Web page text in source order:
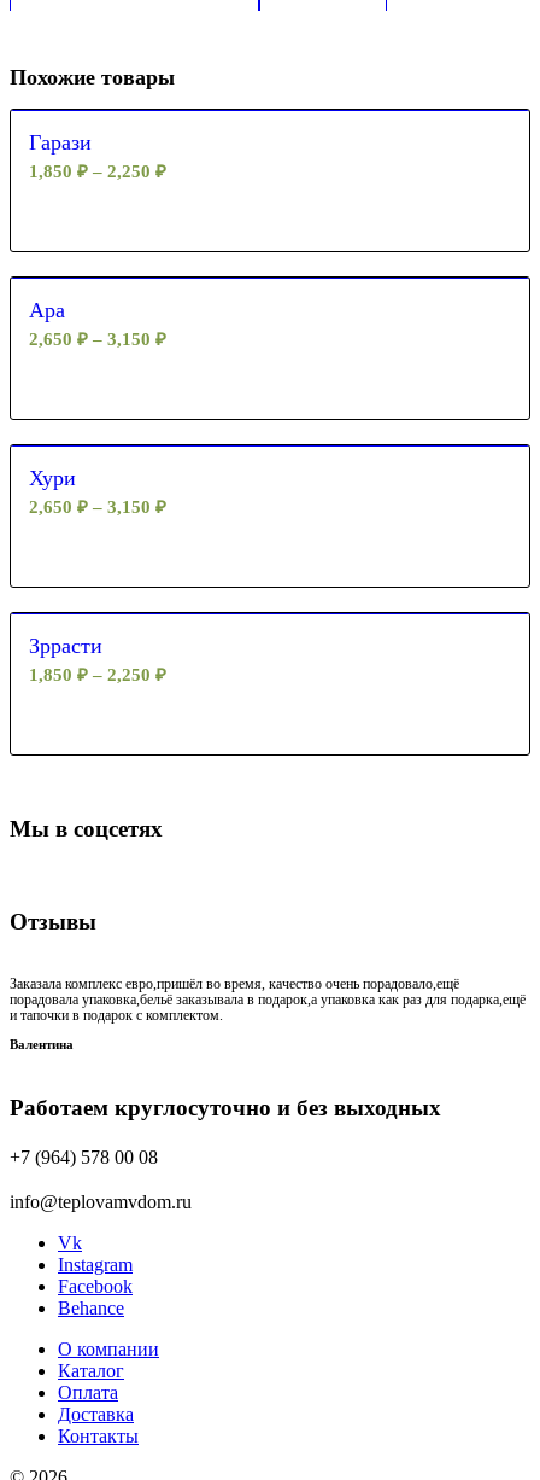
Похожие товары
Гарази
1,850 ₽ – 2,250 ₽
Ара
2,650 ₽ – 3,150 ₽
Хури
2,650 ₽ – 3,150 ₽
Зррасти
1,850 ₽ – 2,250 ₽
Мы в соцсетях
Отзывы
Заказала комплекс евро,пришёл во время, качество очень порадовало,ещё
порадовала упаковка,бельё заказывала в подарок,а упаковка как раз для подарка,ещё
и тапочки в подарок с комплектом.
Валентина
Работаем круглосуточно и без выходных
+7 (964) 578 00 08
info@teplovamvdom.ru
Vk
Instagram
Facebook
Behance
О компании
Каталог
Оплата
Доставка
Контакты